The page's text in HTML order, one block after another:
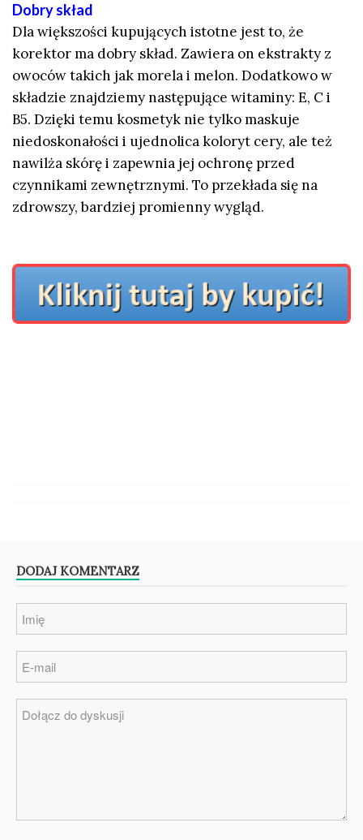
Dobry skład
Dla większości kupujących istotne jest to, że
korektor ma dobry skład. Zawiera on ekstrakty z
owoców takich jak morela i melon. Dodatkowo w
składzie znajdziemy następujące witaminy: E, C i
B5. Dzięki temu kosmetyk nie tylko maskuje
niedoskonałości i ujednolica koloryt cery, ale też
nawilża skórę i zapewnia jej ochronę przed
czynnikami zewnętrznymi. To przekłada się na
zdrowszy, bardziej promienny wygląd.
DODAJ KOMENTARZ